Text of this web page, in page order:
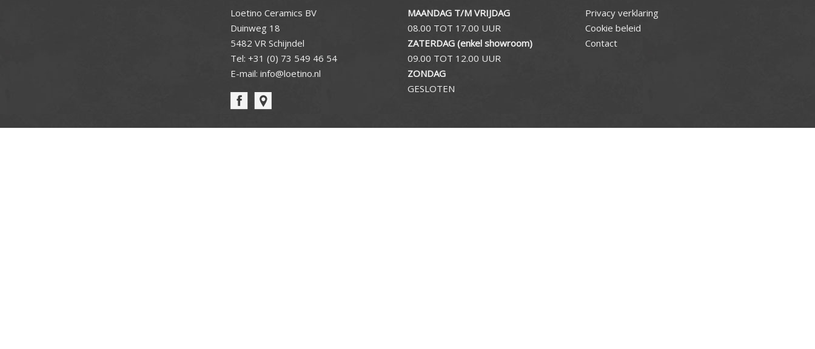
Loetino Ceramics BV
Duinweg 18
5482 VR Schijndel
Tel: +31 (0) 73 549 46 54
E-mail: info@loetino.nl
MAANDAG T/M VRIJDAG
08.00 TOT 17.00 UUR
ZATERDAG (enkel showroom)
09.00 TOT 12.00 UUR
ZONDAG
GESLOTEN
Privacy verklaring
Cookie beleid
Contact